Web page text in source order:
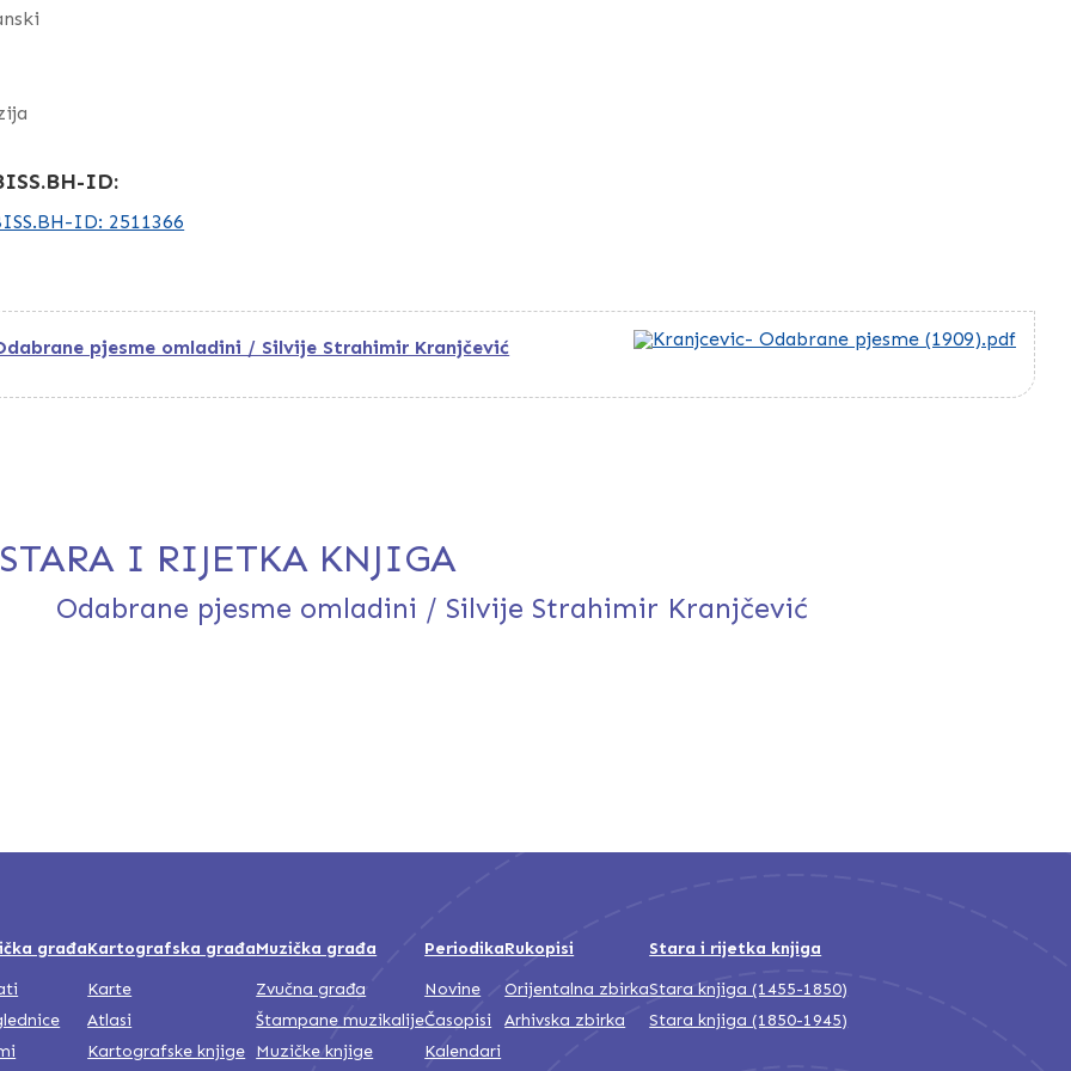
ID:
ID: 2511366
pjesme omladini / Silvije Strahimir Kranjčević
STARA I RIJETKA KNJIGA
Odabrane pjesme omladini / Silvije Strahimir Kranjčević
građaKartografska građa
Karte
Atlasi
Kartografske knjige
Muzička građa
Zvučna građa
Štampane muzikalije
Muzičke knjige
Periodika
Novine
Časopisi
Kalendari
Rukopisi
Orijentalna zbirka
Arhivska zbirka
Stara i rijetka knjiga
Stara knjiga (1455-1850)
Stara knjiga (1850-1945)